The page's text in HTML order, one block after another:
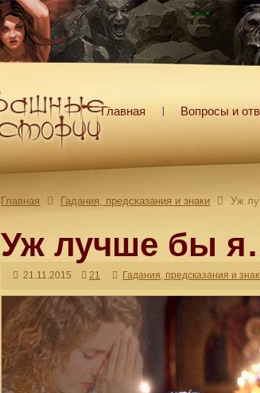
Главная Вопросы и
Главная Гадания, предсказания и знаки Уж
Уж лучше бы
21.11.2015 21 Гадания, предсказания и